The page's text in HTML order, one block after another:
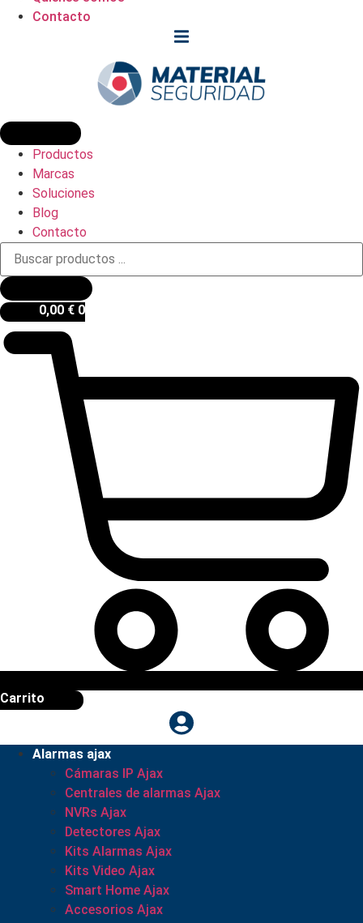
Contacto
Productos
Marcas
Soluciones
Blog
Contacto
Búsqueda
productos
0,00 € 0
Carrito
Alarmas ajax
Cámaras IP Ajax
Centrales de alarmas Ajax
NVRs Ajax
Detectores Ajax
Kits Alarmas Ajax
Kits Video Ajax
Smart Home Ajax
Accesorios Ajax